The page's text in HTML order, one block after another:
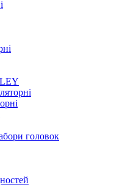
головок